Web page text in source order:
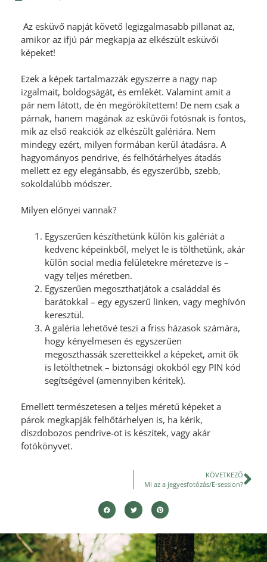
Az esküvő napját követő legizgalmasabb pillanat az,
amikor az ifjú pár megkapja az elkészült esküvői
képeket!
Ezek a képek tartalmazzák egyszerre a nagy nap
izgalmait, boldogságát, és emlékét. Valamint amit a
pár nem látott, de én megörökítettem! De nem csak a
párnak, hanem magának az esküvői fotósnak is fontos,
mik az első reakciók az elkészült galériára. Nem
mindegy ezért, milyen formában kerül átadásra. A
hagyományos pendrive, és felhőtárhelyes átadás
mellett ez egy elegánsabb, és egyszerűbb, szebb,
sokoldalúbb módszer.
Milyen előnyei vannak?
Egyszerűen készíthetünk külön kis galériát a
kedvenc képeinkből, melyet le is tölthetünk, akár
külön social media felületekre méretezve is –
vagy teljes méretben.
Egyszerűen megoszthatjátok a családdal és
barátokkal – egy egyszerű linken, vagy meghívón
keresztül.
A galéria lehetővé teszi a friss házasok számára,
hogy kényelmesen és egyszerűen
megoszthassák szeretteikkel a képeket, amit ők
is letölthetnek – biztonsági okokból egy PIN kód
segítségével (amennyiben kéritek).
Emellett természetesen a teljes méretű képeket a
párok megkapják felhőtárhelyen is, ha kérik,
díszdobozos pendrive-ot is készítek, vagy akár
fotókönyvet.
KÖVETKEZŐ
Mi az a jegyesfotózás/E-session?